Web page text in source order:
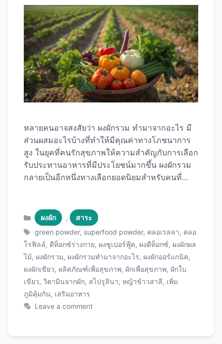
หลายคนอาจสงสัยว่า ผงผักรวม ทำมาจากอะไร มี
ส่วนผสมอะไรบ้างที่ทำให้มีคุณค่าทางโภชนาการ
สูง ในยุคที่คนรักสุขภาพให้ความสำคัญกับการเลือก
รับประทานอาหารที่มีประโยชน์มากขึ้น ผงผักรวม
กลายเป็นอีกหนึ่งทางเลือกยอดนิยมสำหรับคนที่
คุณภาพที่คุณสามารถเลือกใช้ได้ ผงผักรวมคือ
อะไร? ผงผักรวม (Green Superfood Powder
หรือ Vegetable Powder Blend) คือผลิตภัณฑ์
เสริมอาหารที่ผลิตจากการนำผักใบเขียว พืชผัก ผล
ไม้ สาหร่าย และซูเปอร์ฟู้ดชนิดต่างๆ มาผ่าน
กระบวนการอาหาร เช่น การทำแห้งด้วยเทคนิค
Freeze Drying หรือ Spray Drying เพื่อรักษา
คุณค่าทางโภชนาการไว้สูงสุด จากนั้นบดเป็นผง
พอหรือต้องการเสริมสารอาหารเพิ่มเติมได้รับ
Categories
ผงผัก ,
สาระ
Tags
green powder, superfood powder, คลอเรลลา, คลอ
โรฟิลล์, ดีท็อกซ์ร่างกาย, ผงซูเปอร์ฟู้ด, ผงดีท็อกซ์, ผงผักผล
ไม้, ผงผักรวม, ผงผักรวมทำมาจากอะไร, ผงผักออร์แกนิค,
ผงผักเขียว, ผลิตภัณฑ์เพื่อสุขภาพ, ผักเพื่อสุขภาพ, ผักใบ
เขียว, วิตามินจากผัก, สไปรูลินา, หญ้าข้าวสาลี, เพิ่ม
ภูมิคุ้มกัน, เสริมอาหาร
Leave a comment